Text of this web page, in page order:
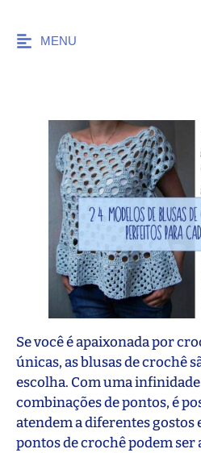
MENU
Se você é apaixonada por
únicas, as blusas de crochê
escolha. Com uma
combinações de pontos, é
atendem a diferentes gostos
pontos de crochê podem ser